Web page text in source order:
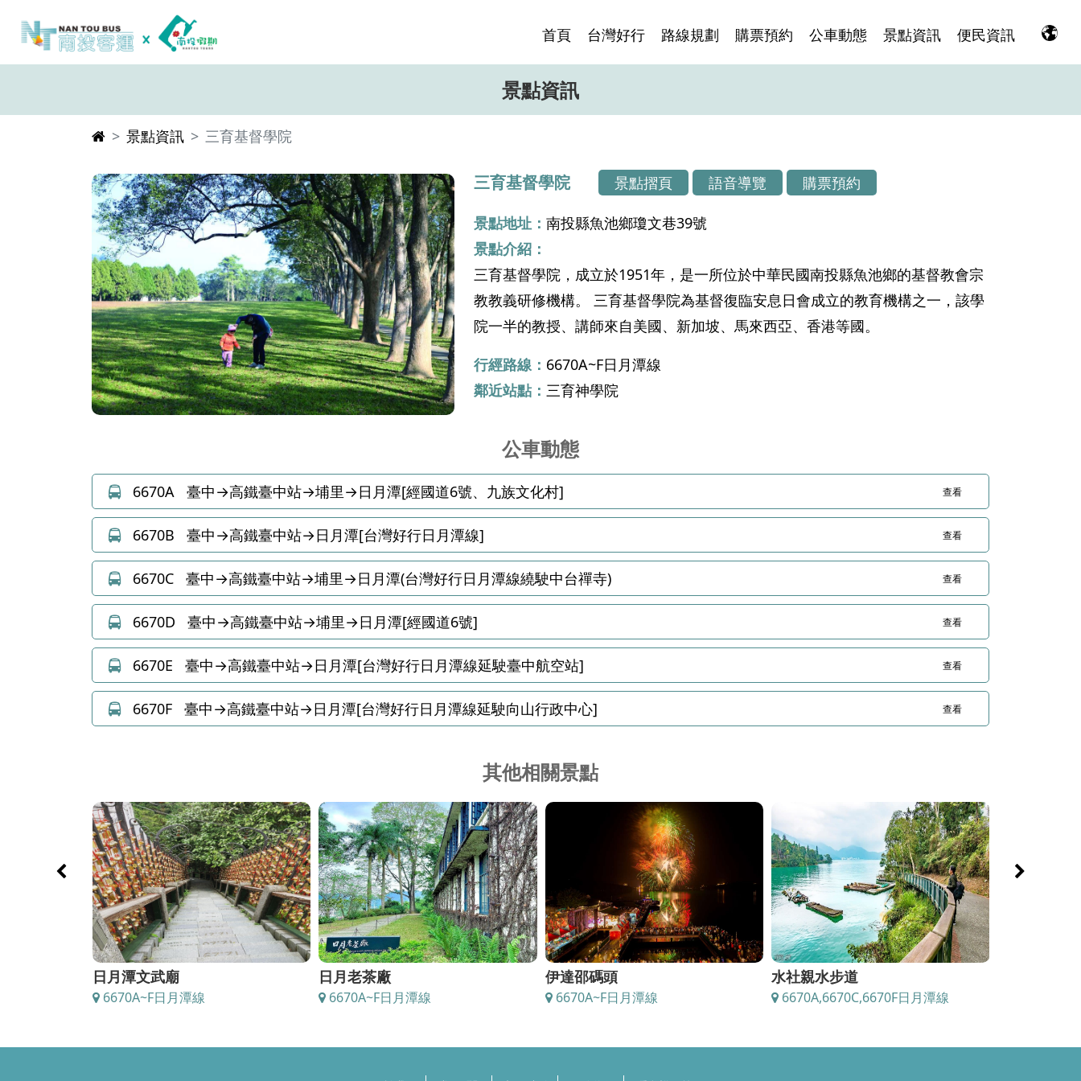
首頁 台灣好行 路線規劃 購票預約 公車動態 景點資訊 便民資訊
景點資訊
景點資訊 三育基督學院
三育基督學院 景點摺頁 語音導覽 購票預約
景點地址： 南投縣魚池鄉瓊文巷39號
景點介紹：
三育基督學院，成立於1951年，是一所位於中華民國南投縣魚池鄉的基督教會宗
教教義研修機構。 三育基督學院為基督復臨安息日會成立的教育機構之一，該學
院一半的教授、講師來自美國、新加坡、馬來西亞、香港等國。
行經路線： 6670A~F日月潭線
鄰近站點： 三育神學院
公車動態
6670A 臺中→高鐵臺中站→埔里→日月潭[經國道6號、九族文化村] 查看
6670B 臺中→高鐵臺中站→日月潭[台灣好行日月潭線] 查看
6670C 臺中→高鐵臺中站→埔里→日月潭(台灣好行日月潭線繞駛中台禪寺) 查看
6670D 臺中→高鐵臺中站→埔里→日月潭[經國道6號] 查看
6670E 臺中→高鐵臺中站→日月潭[台灣好行日月潭線延駛臺中航空站] 查看
6670F 臺中→高鐵臺中站→日月潭[台灣好行日月潭線延駛向山行政中心] 查看
其他相關景點
日月老茶廠
6670A~F日月潭線
伊達邵碼頭
6670A~F日月潭線
水社親水步道
6670A,6670C,6670F日月潭線
日月潭自行車道
6670A~F日月潭線